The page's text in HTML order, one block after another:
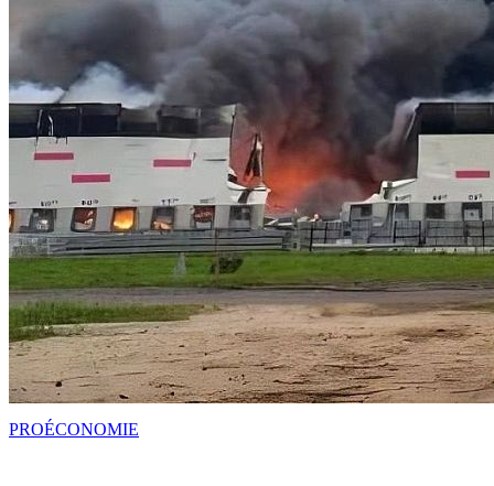
PROÉCONOMIE